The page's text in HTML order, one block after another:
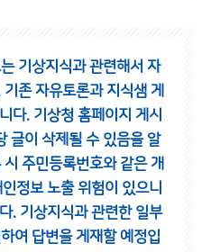
기상지식과 관련해서 자
기존 자유토론과 지식샘 게
다. 기상청 홈페이지 게시
글이 삭제될 수 있음을 알
시 주민등록번호와 같은 개
정보 노출 위험이 있으니
. 기상지식과 관련한 일부
여 답변을 게재할 예정입